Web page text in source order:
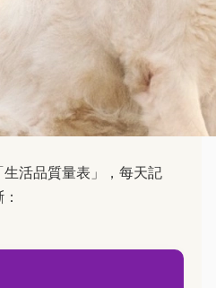
活品質量表」，每天記